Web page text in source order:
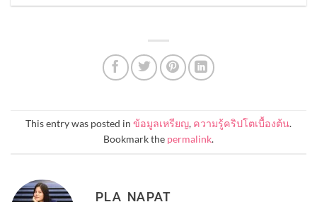
This entry was posted in ข้อมูลเหรียญ, ความรู้คริปโตเบื้องต้น.
Bookmark the permalink.
PLA NAPAT